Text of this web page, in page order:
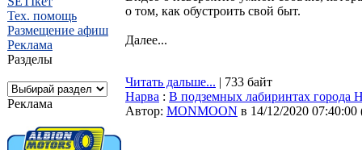
Тех. помощь
Размещение афиш
Реклама
Разделы
Реклама
о том, как обустроить свой быт.
Далее...
Читать дальше... | 733 байт
Нарва : В подземных лабиринтах города
Автор: MONMOON в 14/12/2020 07:40:00